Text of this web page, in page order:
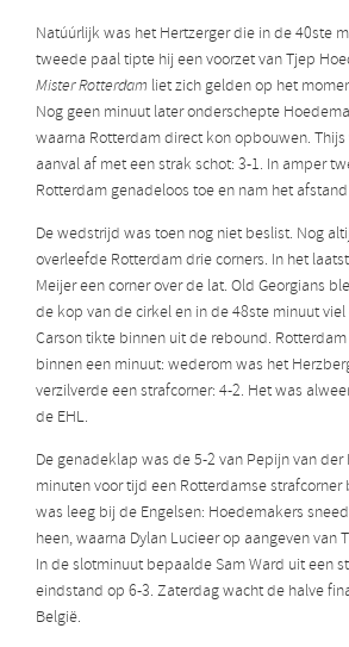
Natúúrlijk was het Hertzerger die in de 40ste
tweede paal tipte hij een voorzet van Tjep
Mister Rotterdam liet zich gelden op het
Nog geen minuut later onderschepte
waarna Rotterdam direct kon opbouwen.
aanval af met een strak schot: 3-1. In amper
Rotterdam genadeloos toe en nam het
De wedstrijd was toen nog niet beslist. Nog
overleefde Rotterdam drie corners. In het
Meijer een corner over de lat. Old Georgians
de kop van de cirkel en in de 48ste minuut
Carson tikte binnen uit de rebound.
binnen een minuut: wederom was het
verzilverde een strafcorner: 4-2. Het was
de EHL.
De genadeklap was de 5-2 van Pepijn van
minuten voor tijd een Rotterdamse
was leeg bij de Engelsen: Hoedemakers
heen, waarna Dylan Lucieer op aangeven van
In de slotminuut bepaalde Sam Ward uit een
eindstand op 6-3. Zaterdag wacht de halve
België.